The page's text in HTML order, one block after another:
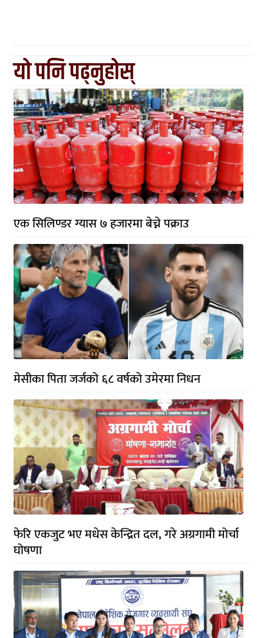
यो पनि पढ्नुहोस्
एक सिलिण्डर ग्यास ७ हजारमा बेच्ने पक्राउ
मेसीका पिता जर्जको ६८ वर्षको उमेरमा निधन
फेरि एकजुट भए मधेस केन्द्रित दल, गरे अग्रगामी मोर्चा
घोषणा